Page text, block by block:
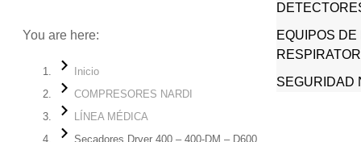
CITER
de seguridad
EQUIPOS DE
SEGURIDAD
You are here:
Inicio
COMPRESORES NARDI
LÍNEA MÉDICA
Secadores Dryer 400 – 400-DM – D600